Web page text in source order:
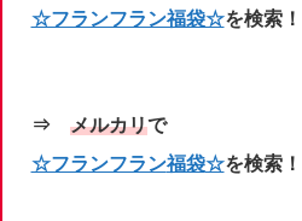
☆フランフラン福袋☆を検索！
⇒ メルカリで
☆フランフラン福袋☆を検索！